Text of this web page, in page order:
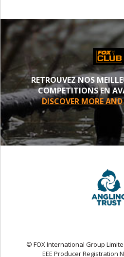
RETROUVEZ NOS
COMPETITIONS EN
DISCOVER MORE
© FOX International Group
EEE Producer Registration